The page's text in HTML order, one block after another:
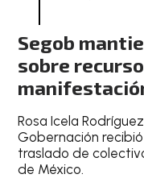
Segob
sobre
Rosa Icela
Gobernación
traslado de
de México.